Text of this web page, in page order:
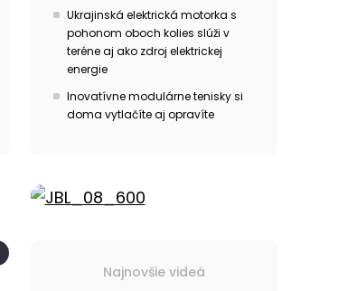
Ukrajinská elektrická motorka s
pohonom oboch kolies slúži v
teréne aj ako zdroj elektrickej
energie
Inovatívne modulárne tenisky si
doma vytlačíte aj opravíte
Najnovšie videá